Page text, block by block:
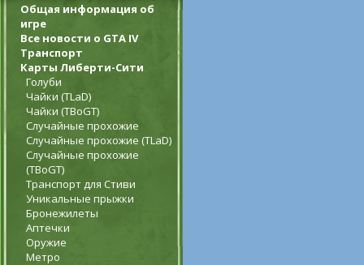
Общая информация об
игре
Все новости о GTA IV
Транспорт
Карты Либерти-Сити
Голуби
Чайки (TLaD)
Чайки (TBoGT)
Случайные прохожие
Случайные прохожие (TLaD)
Случайные прохожие
(TBoGT)
Транспорт для Стиви
Уникальные прыжки
Бронежилеты
Аптечки
Оружие
Метро